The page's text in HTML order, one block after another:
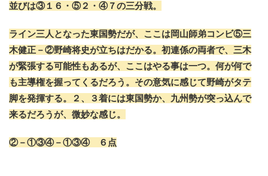
並びは③１６・⑤２・④７の三分戦。
ライン三人となった東国勢だが、ここは岡山師弟コンビ⑤三
木健正－②野崎将史が立ちはだかる。初連係の両者で、三木
が緊張する可能性もあるが、ここはやる事は一つ。何が何で
も主導権を握ってくるだろう。その意気に感じて野崎がタテ
脚を発揮する。２、３着には東国勢か、九州勢が突っ込んで
来るだろうが、微妙な感じ。
②－①③④－①③④ ６点